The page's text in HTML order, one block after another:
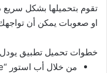
تقوم بتحميلها بشكل
او صعوبات يمكن أن
خطوات تحميل تطبيق يودل Jodel للايفون :